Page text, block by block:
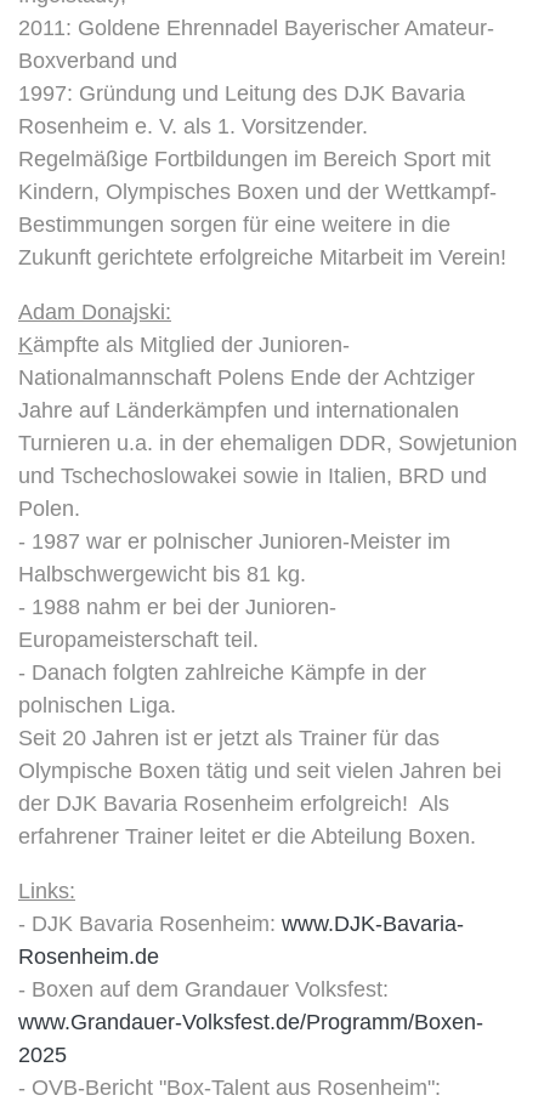
2011: Goldene Ehrennadel Bayerischer Amateur-
Boxverband und
1997: Gründung und Leitung des DJK Bavaria
Rosenheim e. V. als 1. Vorsitzender.
Regelmäßige Fortbildungen im Bereich Sport mit
Kindern, Olympisches Boxen und der Wettkampf-
Bestimmungen sorgen für eine weitere in die
Zukunft gerichtete erfolgreiche Mitarbeit im Verein!
Adam Donajski:
Kämpfte als Mitglied der Junioren-
Nationalmannschaft Polens Ende der Achtziger
Jahre auf Länderkämpfen und internationalen
Turnieren u.a. in der ehemaligen DDR, Sowjetunion
und Tschechoslowakei sowie in Italien, BRD und
Polen.
- 1987 war er polnischer Junioren-Meister im
Halbschwergewicht bis 81 kg.
- 1988 nahm er bei der Junioren-
Europameisterschaft teil.
- Danach folgten zahlreiche Kämpfe in der
polnischen Liga.
Seit 20 Jahren ist er jetzt als Trainer für das
Olympische Boxen tätig und seit vielen Jahren bei
der DJK Bavaria Rosenheim erfolgreich! Als
erfahrener Trainer leitet er die Abteilung Boxen.
Links:
- DJK Bavaria Rosenheim: www.DJK-Bavaria-
Rosenheim.de
- Boxen auf dem Grandauer Volksfest:
www.Grandauer-Volksfest.de/Programm/Boxen-
2025
- OVB-Bericht "Box-Talent aus Rosenheim":